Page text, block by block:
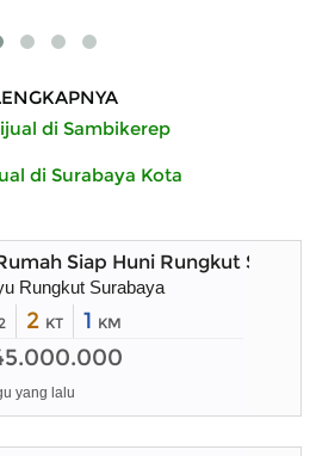
di Sambikerep
di Surabaya Kota
Siap Huni Rungkut
Rungkut Surabaya
2 KT 1 KM
yang lalu